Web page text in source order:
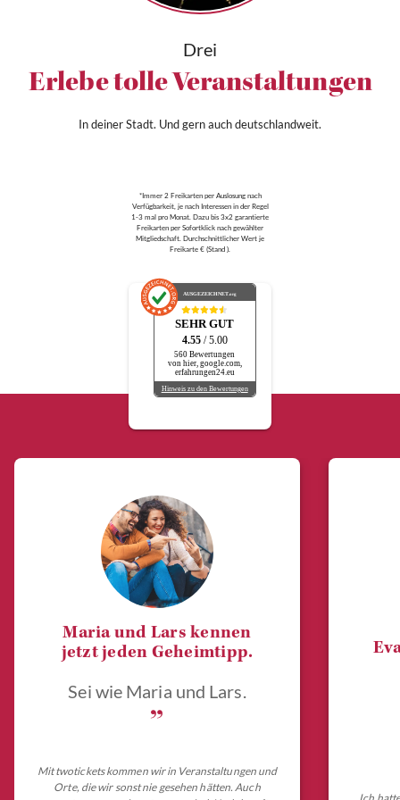
Drei
Erlebe tolle Veranstaltungen
In deiner Stadt. Und gern auch deutschlandweit.
*Immer 2 Freikarten per Auslosung nach
Verfügbarkeit, je nach Interessen in der Regel
1-3 mal pro Monat. Dazu bis 3x2 garantierte
Freikarten per Sofortklick nach gewählter
Mitgliedschaft. Durchschnittlicher Wert je
Freikarte € (Stand ).
AUSGEZEICHNET.org
SEHR GUT
4.55 / 5.00
560 Bewertungen
von hier, google.com,
erfahrungen24.eu
Hinweis zu den Bewertungen
Maria und Lars kennen
jetzt jeden Geheimtipp.
Sei wie Maria und Lars.
„
Mit twotickets kommen wir in Veranstaltungen und
Orte, die wir sonst nie gesehen hätten. Auch